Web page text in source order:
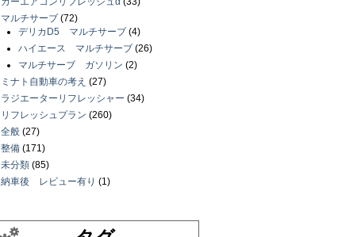
マルチサーブ (72)
デリカD5 マルチサーブ (4)
ハイエース マルチサーブ (26)
マルチサーブ ガソリン (2)
ミナト自動車の考え (27)
ラジエーターリフレッシャー (34)
リフレッシュプラン (260)
全般 (27)
整備 (171)
未分類 (85)
納車後 レビュー有り (1)